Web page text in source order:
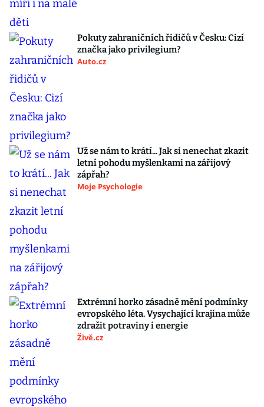
Pokuty zahraničních řidičů v Česku: Cizí
značka jako privilegium?
Auto.cz
Už se nám to krátí... Jak si nenechat zkazit
letní pohodu myšlenkami na zářijový
zápřah?
Moje Psychologie
Extrémní horko zásadně mění podmínky
evropského léta. Vysychající krajina může
zdražit potraviny i energie
Živě.cz